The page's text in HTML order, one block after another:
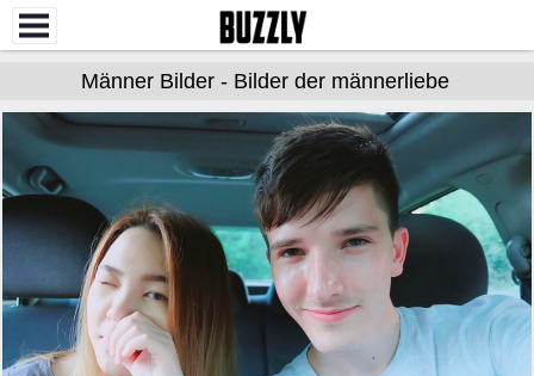
Männer Bilder - Bilder der männerliebe